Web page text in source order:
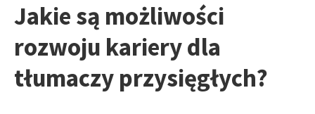
Jakie są możliwości
rozwoju kariery dla
tłumaczy przysięgłych?